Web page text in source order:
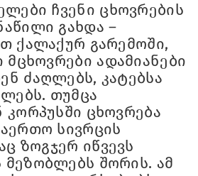
ჩვენი ცხოვრების
გახდა –
ქალაქურ გარემოში,
მცხოვრები ადამიანები
ძაღლებს, კატებსა
თუმცა
კორპუსში ცხოვრება
სივრცის
ზოგჯერ იწვევს
შორის. ამ